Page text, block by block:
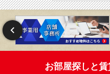
お部屋探しと